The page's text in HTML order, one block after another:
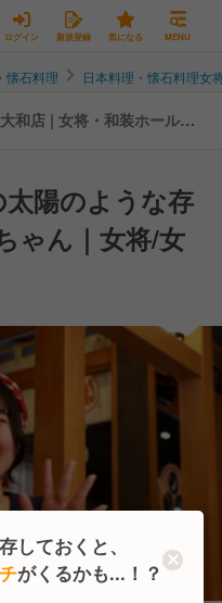
ログイン 新規登録 気になる MENU
懐石料理 日本料理・懐石料理女
和店 | 女将・和装ホールの
太陽のような存
ゃん｜女将/女
しておくと、
がくるかも...！？